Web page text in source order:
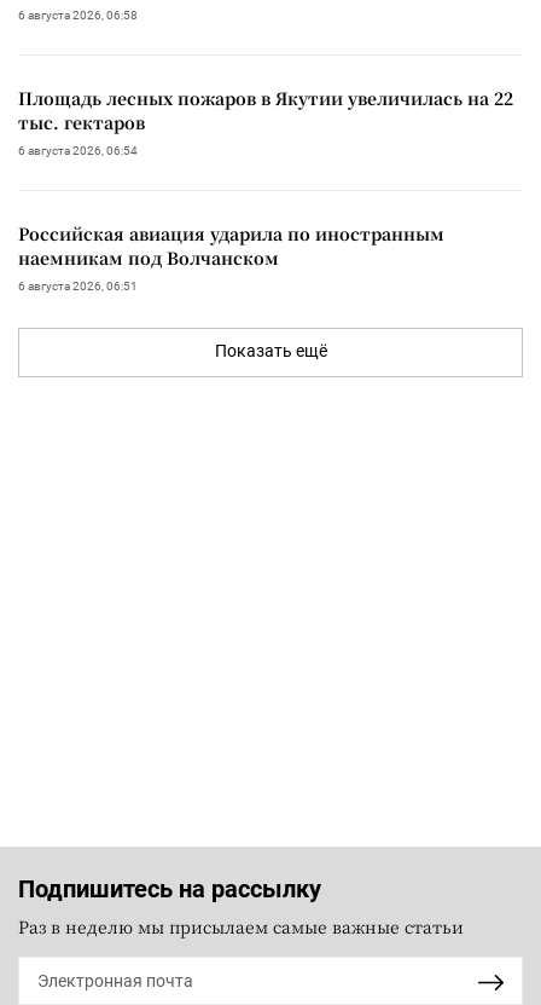
6 августа 2026, 06:58
Площадь лесных пожаров в Якутии увеличилась на 22
тыс. гектаров
6 августа 2026, 06:54
Российская авиация ударила по иностранным
наемникам под Волчанском
6 августа 2026, 06:51
Показать ещё
Подпишитесь на рассылку
Раз в неделю мы присылаем самые важные статьи